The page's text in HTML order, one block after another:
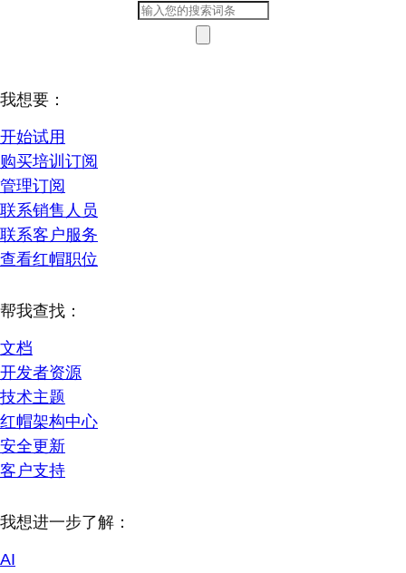
我想要：
开始试用
购买培训订阅
管理订阅
联系销售人员
联系客户服务
查看红帽职位
帮我查找：
文档
开发者资源
技术主题
红帽架构中心
安全更新
客户支持
我想进一步了解：
AI